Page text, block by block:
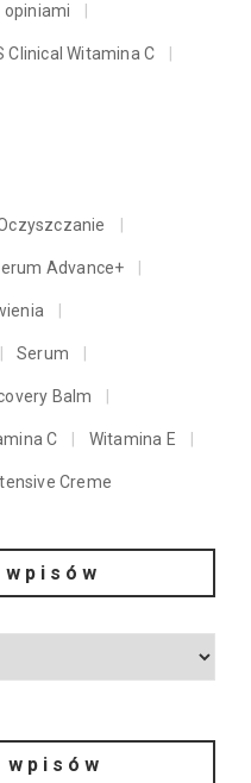
opiniami
Clinical Witamina C
Advance+
Serum
Balm
C Witamina E
Creme